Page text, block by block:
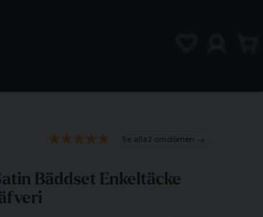
2 omdömen
Bäddset Enkeltäcke